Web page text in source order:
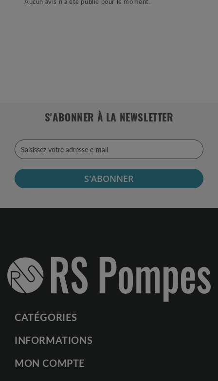
S'ABONNER À LA NEWSLETTER
S'ABONNER
CATÉGORIES
INFORMATIONS
MON COMPTE